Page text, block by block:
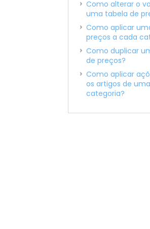
Como alterar o
uma tabela de
Como aplicar
preços a cada
Como duplicar
de preços?
Como aplicar
os artigos de uma
categoria?